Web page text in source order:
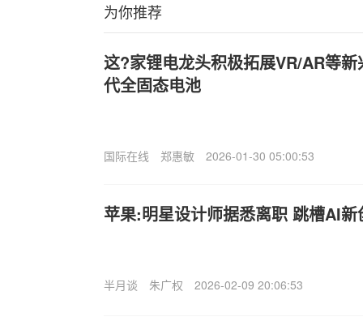
为你推荐
这?家锂电龙头积极拓展VR/AR等
代全固态电池
国际在线 郑惠敏 2026-01-30 05:00:53
苹果:明星设计师据悉离职 跳槽AI新
半月谈 朱广权 2026-02-09 20:06:53